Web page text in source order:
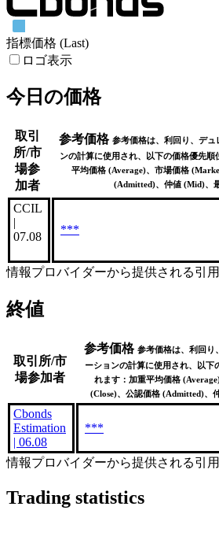
指標価格 (Last)
ロゴ表示
今日の価格
取引
所/市
場参
加者
参考価格 参考価格は、利回り、デュ
ンの計算に使用され、以下の価格優先
平均価格 (Average)、市場価格
(Admitted)、仲値 (Mid)、
CCIL
|
07.08
***
情報プロバイダーから提供される引
終値
取引所/市
場参加者
参考価格 参考価格は、利回り
ーションの計算に使用され、以下
れます：加重平均価格
(Close)、公認価格 (Admitted)、
Cbonds
Estimation
| 06.08
***
情報プロバイダーから提供される引
Trading statistics